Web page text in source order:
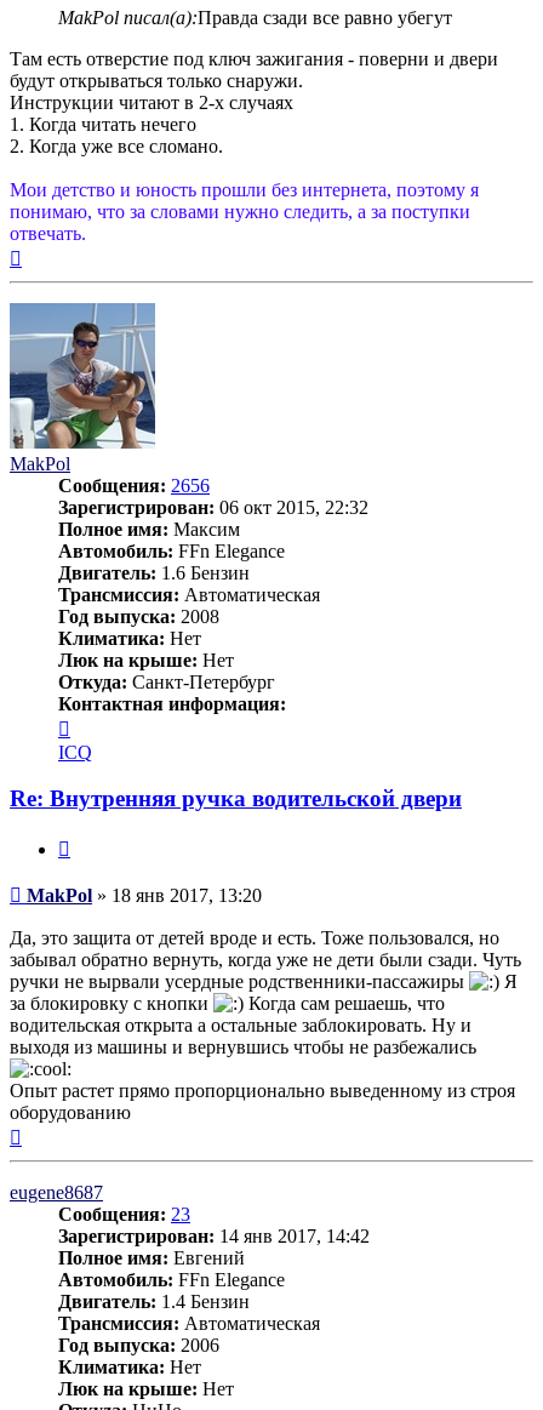
MakPol писал(а):Правда сзади все равно убегут
Там есть отверстие под ключ зажигания - поверни и двери
будут открываться только снаружи.
Инструкции читают в 2-х случаях
1. Когда читать нечего
2. Когда уже все сломано.
Мои детство и юность прошли без интернета, поэтому я
понимаю, что за словами нужно следить, а за поступки
отвечать.
MakPol
Сообщения: 2656
Зарегистрирован: 06 окт 2015, 22:32
Полное имя: Максим
Автомобиль: FFn Elegance
Двигатель: 1.6 Бензин
Трансмиссия: Автоматическая
Год выпуска: 2008
Климатика: Нет
Люк на крыше: Нет
Откуда: Санкт-Петербург
Контактная информация:
информация
пользователя
ICQ
Re: Внутренняя ручка водительской двери
Сообщение
MakPol » 18 янв 2017, 13:20
Да, это защита от детей вроде и есть. Тоже пользовался, но
забывал обратно вернуть, когда уже не дети были сзади. Чуть
ручки не вырвали усердные родственники-пассажиры
Я
за блокировку с кнопки
Когда сам решаешь, что
водительская открыта а остальные заблокировать. Ну и
выходя из машины и вернувшись чтобы не разбежались
Опыт растет прямо пропорционально выведенному из строя
оборудованию
eugene8687
Сообщения: 23
Зарегистрирован: 14 янв 2017, 14:42
Полное имя: Евгений
Автомобиль: FFn Elegance
Двигатель: 1.4 Бензин
Трансмиссия: Автоматическая
Год выпуска: 2006
Климатика: Нет
Люк на крыше: Нет